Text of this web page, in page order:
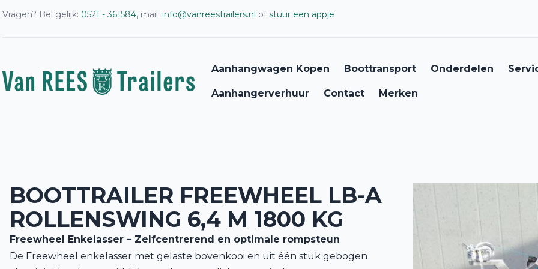
Vragen? Bel gelijk: 0521 - 361584, mail: info@vanreestrailers.nl ofstuur een appje
Aanhangwagen Kopen Boottransport Onderdelen
Aanhangerverhuur Contact Merken
BOOTTRAILER FREEWHEEL LB-A
ROLLENSWING 6,4 M 1800 KG
Freewheel Enkelasser – Zelfcentrerend en optimale rompsteun
De Freewheel enkelasser met gelaste bovenkooi en uit één stuk gebogen